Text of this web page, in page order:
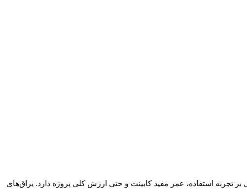
بر تجربه استفاده، عمر مفید کابینت و حتی ارزش کلی پروژه دارد. یراق‌های